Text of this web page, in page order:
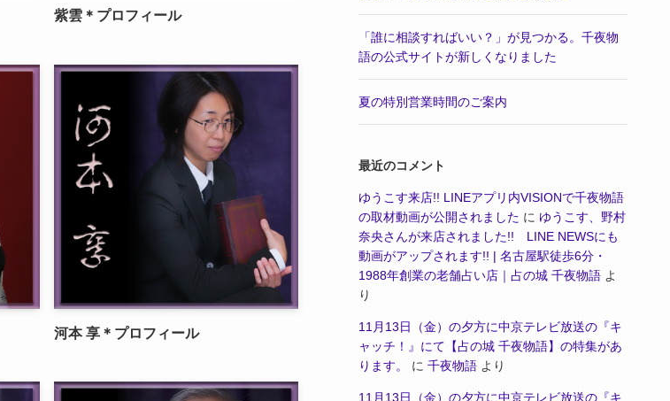
紫雲＊プロフィール
河本 享＊プロフィール
「誰に相談すればいい？」が見つかる。千夜物
語の公式サイトが新しくなりました
夏の特別営業時間のご案内
最近のコメント
ゆうこす来店!! LINEアプリ内VISIONで千夜物語
の取材動画が公開されました に ゆうこす、野村
奈央さんが来店されました!! LINE NEWSにも
動画がアップされます!! | 名古屋駅徒歩6分・
1988年創業の老舗占い店｜占の城 千夜物語 よ
り
11月13日（金）の夕方に中京テレビ放送の『キ
ャッチ！』にて【占の城 千夜物語】の特集があ
ります。
に 千夜物語 より
11月13日（金）の夕方に中京テレビ放送の『キ